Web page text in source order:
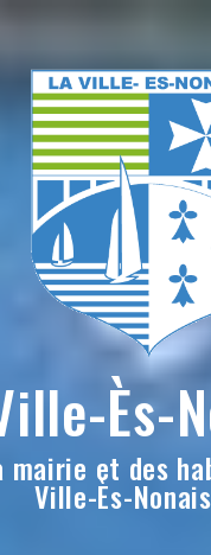
Ès-
mairie et des
Ville-Ès-Nonais